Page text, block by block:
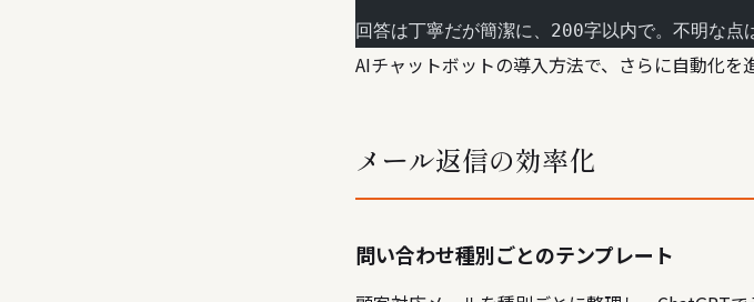
回答は丁寧だが簡潔に、200字以内で。不明な点
AIチャットボットの導入方法で、さらに自動化を
メール返信の効率化
問い合わせ種別ごとのテンプレート